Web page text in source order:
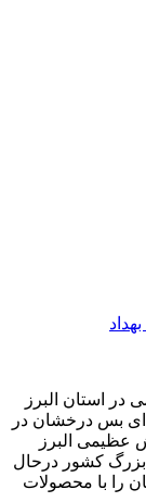
در استان البرز
بس درخشان در
عظیمی البرز
بزرگ کشور درحال
را با محصولات